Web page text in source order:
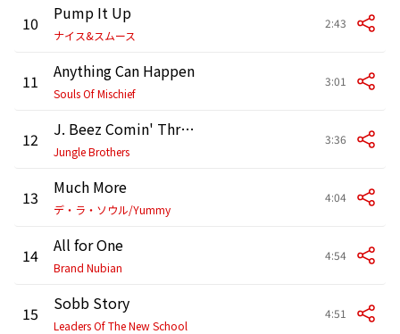
10 Pump It Up
ナイス&スムース
2:43
11 Anything Can Happen
Souls Of Mischief
3:01
12 J. Beez Comin' Through
Jungle Brothers
3:36
13 Much More
デ・ラ・ソウル/Yummy
4:04
14 All for One
Brand Nubian
4:54
15 Sobb Story
Leaders Of The New School
4:51